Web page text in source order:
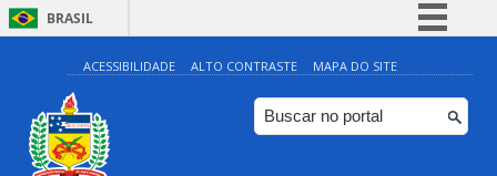
BRASIL
Simplifique!
Comunica BR
Participe
ACESSIBILIDADE ALTO CONTRASTE MAPA DO SITE